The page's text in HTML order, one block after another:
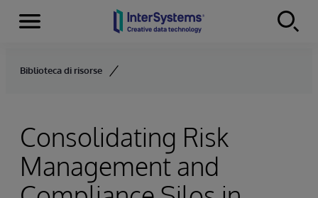
Skip to content
Menu
Biblioteca di risorse
Consolidating Risk
Management and